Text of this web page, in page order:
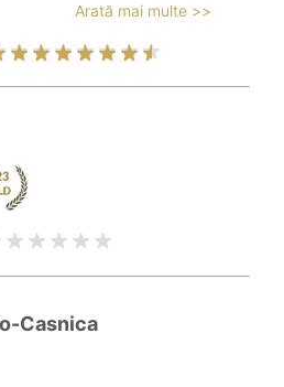
Arată mai multe >>
Casnica